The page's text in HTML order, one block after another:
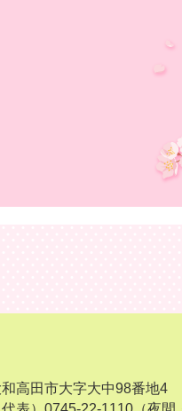
高田市大字大中98番地4